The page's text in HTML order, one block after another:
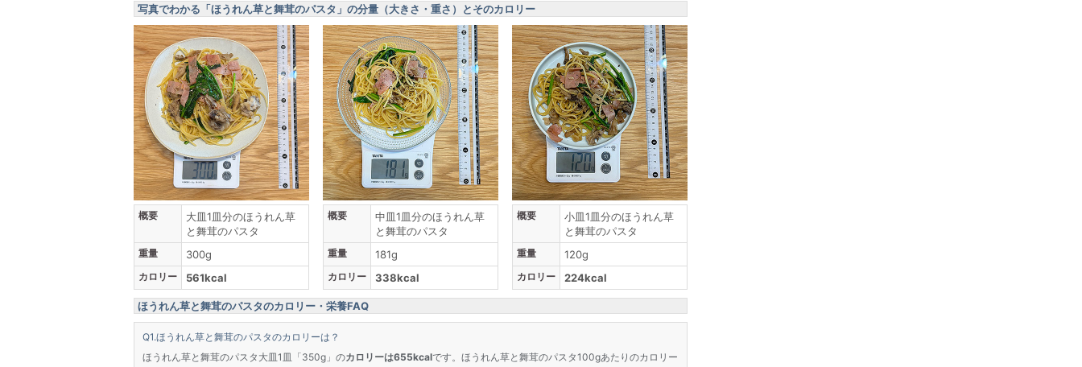
写真でわかる「ほうれん草と舞茸のパスタ」の分量（大きさ・重さ）とそのカロリー
概要
大皿1皿分のほうれん草
と舞茸のパスタ
重量 300g
カロリー 561kcal
概要
中皿1皿分のほうれん草
と舞茸のパスタ
重量 181g
カロリー 338kcal
概要
小皿1皿分のほうれん草
と舞茸のパスタ
重量 120g
カロリー 224kcal
ほうれん草と舞茸のパスタのカロリー・栄養FAQ
ほうれん草と舞茸のパスタのカロリーは？
ほうれん草と舞茸のパスタ大皿1皿「350g」のカロリーは655kcalです。ほうれん草と舞茸のパスタ100gあたりのカロリー